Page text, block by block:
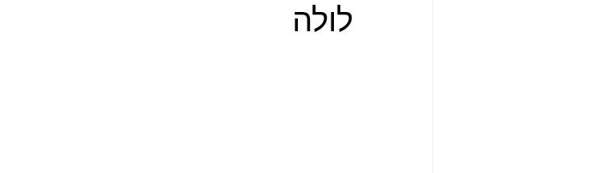
לולה